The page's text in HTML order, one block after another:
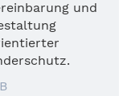
und